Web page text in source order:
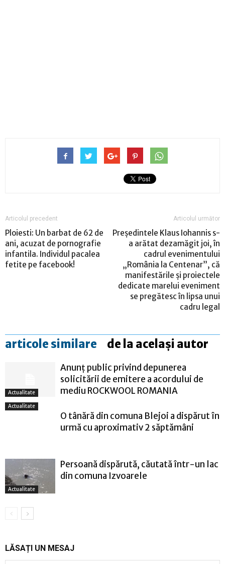
Articolul precedent
Ploiesti: Un barbat de 62 de
ani, acuzat de pornografie
infantila. Individul pacalea
fetite pe facebook!
Articolul următor
Preşedintele Klaus Iohannis s-
a arătat dezamăgit joi, în
cadrul evenimentului
„România la Centenar”, că
manifestările şi proiectele
dedicate marelui eveniment
se pregătesc în lipsa unui
cadru legal
articole similare de la același autor
Actualitate
Anunț public privind depunerea
solicitării de emitere a acordului de
mediu ROCKWOOL ROMANIA
Actualitate
O tânără din comuna Blejoi a dispărut în
urmă cu aproximativ 2 săptămâni
Actualitate
Persoană dispărută, căutată într-un lac
din comuna Izvoarele
LĂSAȚI UN MESAJ